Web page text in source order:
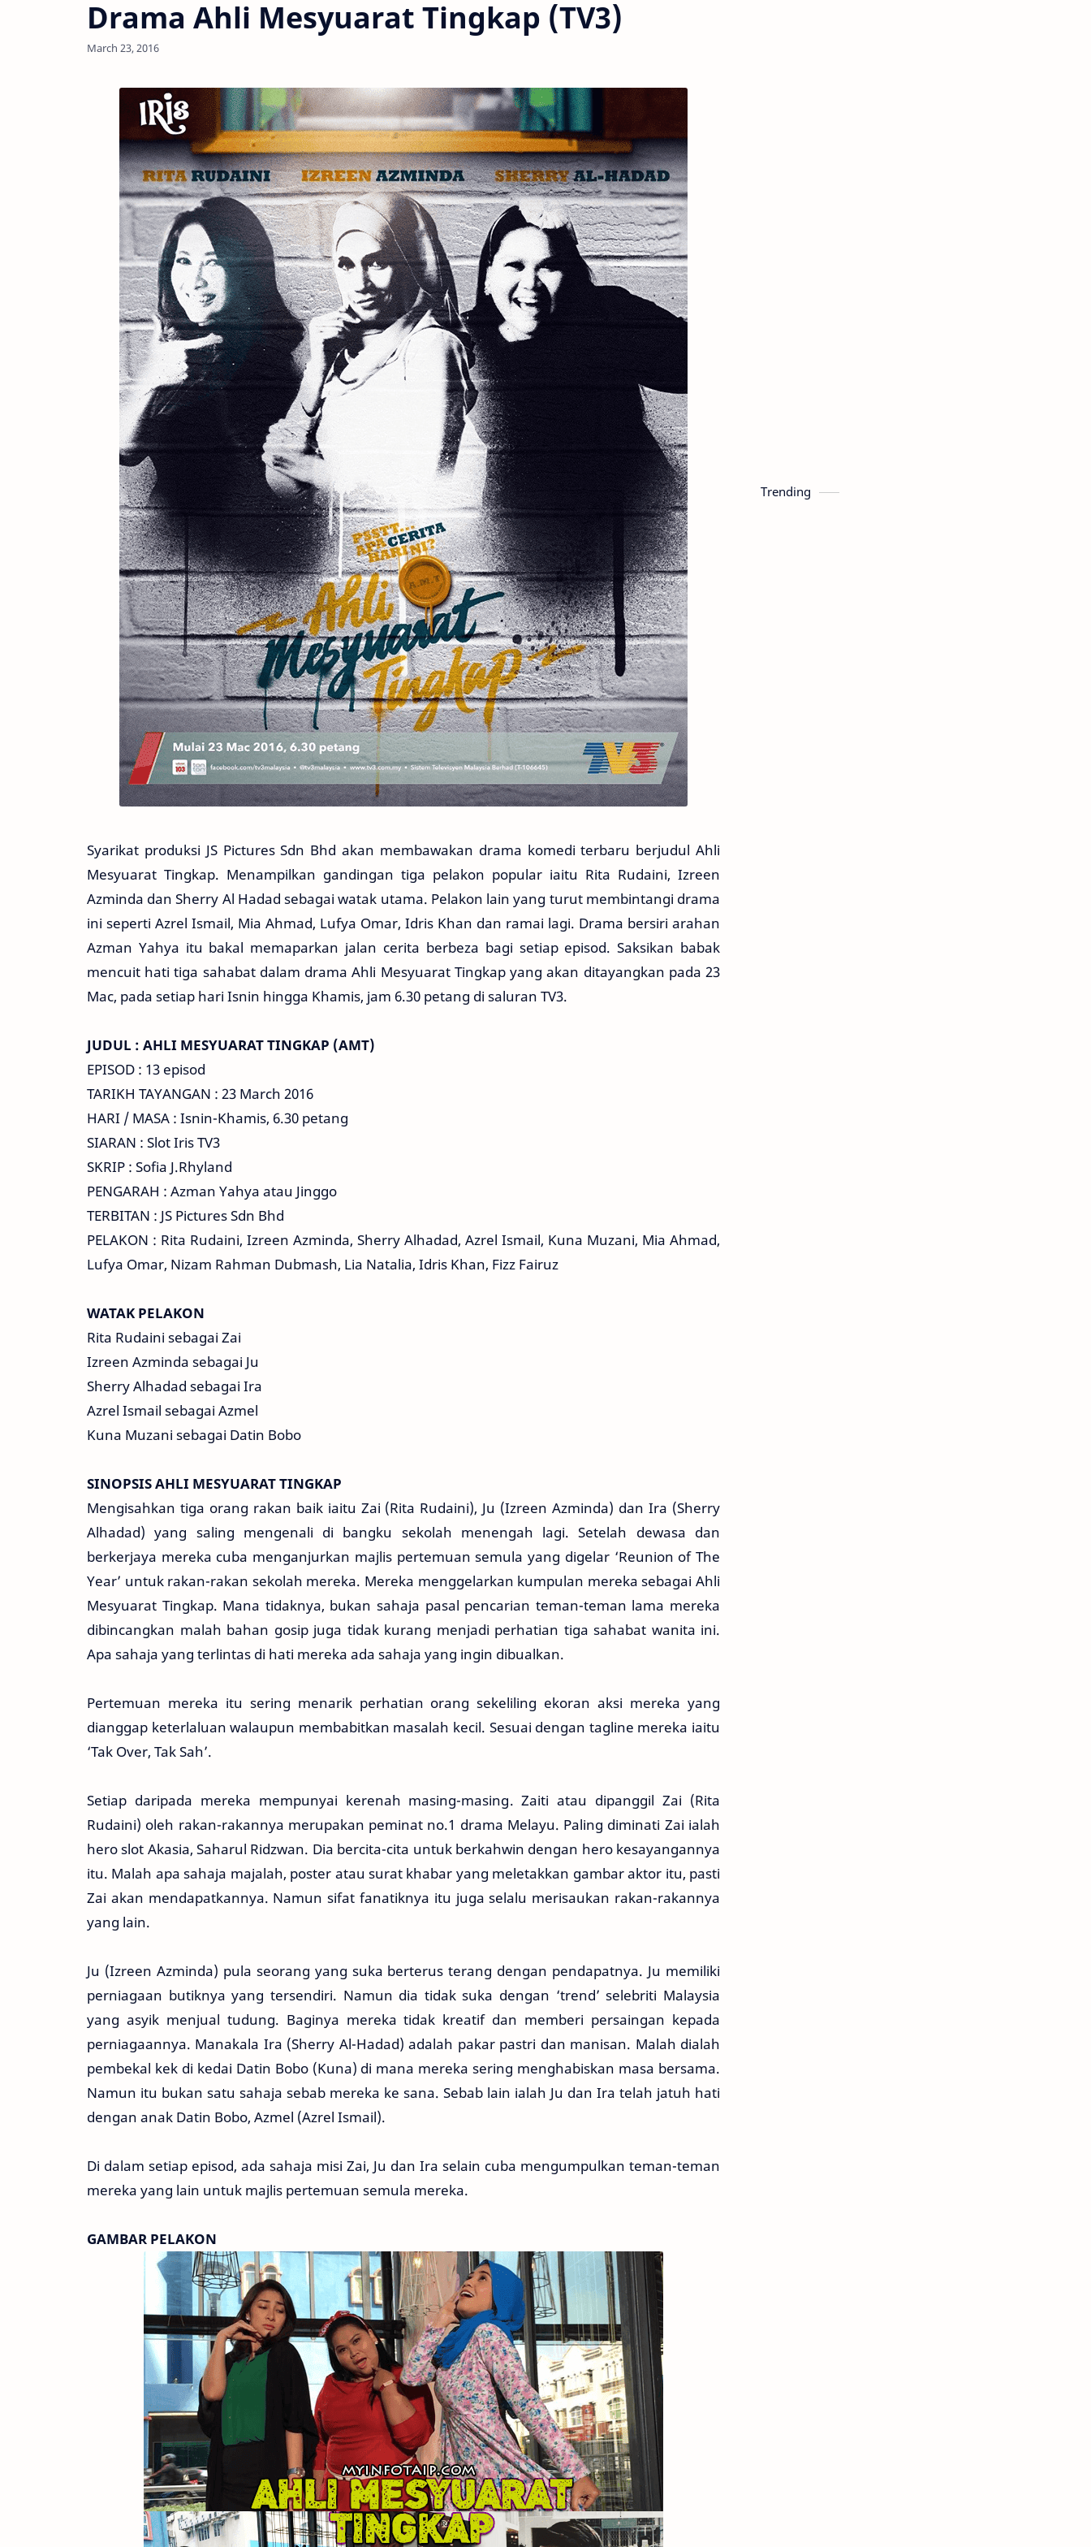
Drama Ahli Mesyuarat Tingkap (TV3)
Syarikat produksi JS Pictures Sdn Bhd akan membawakan drama komedi terbaru berjudul Ahli
Mesyuarat Tingkap. Menampilkan gandingan tiga pelakon popular iaitu Rita Rudaini, Izreen
Azminda dan Sherry Al Hadad sebagai watak utama. Pelakon lain yang turut membintangi drama
ini seperti Azrel Ismail, Mia Ahmad, Lufya Omar, Idris Khan dan ramai lagi. Drama bersiri arahan
Azman Yahya itu bakal memaparkan jalan cerita berbeza bagi setiap episod. Saksikan babak
mencuit hati tiga sahabat dalam drama Ahli Mesyuarat Tingkap yang akan ditayangkan pada 23
Mac, pada setiap hari Isnin hingga Khamis, jam 6.30 petang di saluran TV3.
JUDUL : AHLI MESYUARAT TINGKAP (AMT)
EPISOD : 13 episod
TARIKH TAYANGAN : 23 March 2016
HARI / MASA : Isnin-Khamis, 6.30 petang
SIARAN : Slot Iris TV3
SKRIP : Sofia J.Rhyland
PENGARAH : Azman Yahya atau Jinggo
TERBITAN : JS Pictures Sdn Bhd
PELAKON : Rita Rudaini, Izreen Azminda, Sherry Alhadad, Azrel Ismail, Kuna Muzani, Mia Ahmad,
Lufya Omar, Nizam Rahman Dubmash, Lia Natalia, Idris Khan, Fizz Fairuz
WATAK PELAKON
Rita Rudaini sebagai Zai
Izreen Azminda sebagai Ju
Sherry Alhadad sebagai Ira
Azrel Ismail sebagai Azmel
Kuna Muzani sebagai Datin Bobo
SINOPSIS AHLI MESYUARAT TINGKAP
Mengisahkan tiga orang rakan baik iaitu Zai (Rita Rudaini), Ju (Izreen Azminda) dan Ira (Sherry
Alhadad) yang saling mengenali di bangku sekolah menengah lagi. Setelah dewasa dan
berkerjaya mereka cuba menganjurkan majlis pertemuan semula yang digelar ‘Reunion of The
Year’ untuk rakan-rakan sekolah mereka. Mereka menggelarkan kumpulan mereka sebagai Ahli
Mesyuarat Tingkap. Mana tidaknya, bukan sahaja pasal pencarian teman-teman lama mereka
dibincangkan malah bahan gosip juga tidak kurang menjadi perhatian tiga sahabat wanita ini.
Apa sahaja yang terlintas di hati mereka ada sahaja yang ingin dibualkan.
Pertemuan mereka itu sering menarik perhatian orang sekeliling ekoran aksi mereka yang
dianggap keterlaluan walaupun membabitkan masalah kecil. Sesuai dengan tagline mereka iaitu
‘Tak Over, Tak Sah’.
Setiap daripada mereka mempunyai kerenah masing-masing. Zaiti atau dipanggil Zai (Rita
Rudaini) oleh rakan-rakannya merupakan peminat no.1 drama Melayu. Paling diminati Zai ialah
hero slot Akasia, Saharul Ridzwan. Dia bercita-cita untuk berkahwin dengan hero kesayangannya
itu. Malah apa sahaja majalah, poster atau surat khabar yang meletakkan gambar aktor itu, pasti
Zai akan mendapatkannya. Namun sifat fanatiknya itu juga selalu merisaukan rakan-rakannya
yang lain.
Ju (Izreen Azminda) pula seorang yang suka berterus terang dengan pendapatnya. Ju memiliki
perniagaan butiknya yang tersendiri. Namun dia tidak suka dengan ‘trend’ selebriti Malaysia
yang asyik menjual tudung. Baginya mereka tidak kreatif dan memberi persaingan kepada
perniagaannya. Manakala Ira (Sherry Al-Hadad) adalah pakar pastri dan manisan. Malah dialah
pembekal kek di kedai Datin Bobo (Kuna) di mana mereka sering menghabiskan masa bersama.
Namun itu bukan satu sahaja sebab mereka ke sana. Sebab lain ialah Ju dan Ira telah jatuh hati
dengan anak Datin Bobo, Azmel (Azrel Ismail).
Di dalam setiap episod, ada sahaja misi Zai, Ju dan Ira selain cuba mengumpulkan teman-teman
mereka yang lain untuk majlis pertemuan semula mereka.
GAMBAR PELAKON
Trending